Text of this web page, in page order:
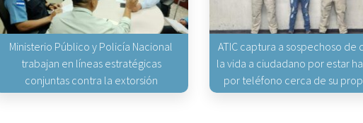
Ministerio Público y Policía Nacional
trabajan en líneas estratégicas
conjuntas contra la extorsión
ATIC captura a sospechoso de
la vida a ciudadano por estar
por teléfono cerca de su